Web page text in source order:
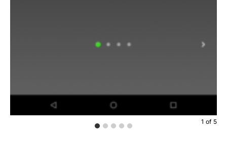
1 of 5